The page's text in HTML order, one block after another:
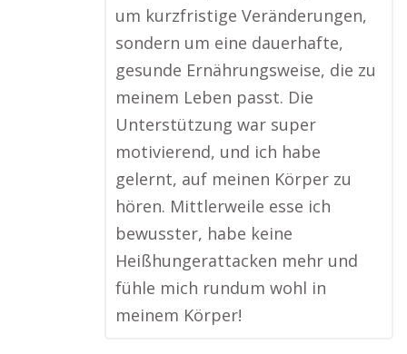
um kurzfristige Veränderungen,
sondern um eine dauerhafte,
gesunde Ernährungsweise, die zu
meinem Leben passt. Die
Unterstützung war super
motivierend, und ich habe
gelernt, auf meinen Körper zu
hören. Mittlerweile esse ich
bewusster, habe keine
Heißhungerattacken mehr und
fühle mich rundum wohl in
meinem Körper!